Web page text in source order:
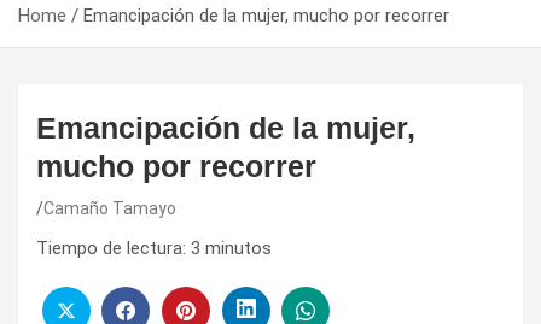
Home Emancipación de la mujer, mucho por recorrer
Emancipación de la mujer,
mucho por recorrer
Camaño Tamayo
Tiempo de lectura: 3 minutos